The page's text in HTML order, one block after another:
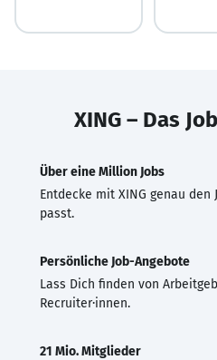
XING – Das
Über eine Million Jobs
Entdecke mit XING genau den
passt.
Persönliche Job-Angebote
Lass Dich finden von
Recruiter·innen.
21 Mio. Mitglieder